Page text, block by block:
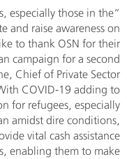
especially those in the
and raise awareness on
to thank OSN for their
campaign for a second
Chief of Private Sector
COVID-19 adding to
for refugees, especially
amidst dire conditions,
vital cash assistance
enabling them to make